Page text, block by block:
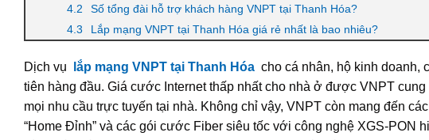
Số tổng đài hỗ trợ khách hàng VNPT tại Thanh Hóa?
Lắp mạng VNPT tại Thanh Hóa giá rẻ nhất là bao nhiêu?
Dịch vụ lắp mạng VNPT tại Thanh Hóa cho cá nhân, hộ kinh doanh,
tiên hàng đầu. Giá cước Internet thấp nhất cho nhà ở được VNPT
mọi nhu cầu trực tuyến tại nhà. Không chỉ vậy, VNPT còn mang đến
“Home Đỉnh” và các gói cước Fiber siêu tốc với công nghệ XGS-PON